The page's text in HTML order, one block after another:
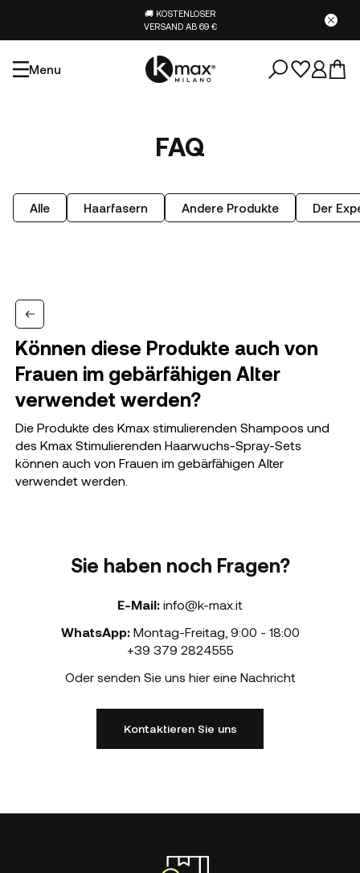
🚚 KOSTENLOSER
VERSAND AB 69 €
Menu
FAQ
Alle Haarfasern Andere Produkte Der
Können diese Produkte auch von
Frauen im gebärfähigen Alter
verwendet werden?
Die Produkte des Kmax stimulierenden Shampoos und
des Kmax Stimulierenden Haarwuchs-Spray-Sets
können auch von Frauen im gebärfähigen Alter
verwendet werden.
Sie haben noch Fragen?
E-Mail: info@k-max.it
WhatsApp: Montag-Freitag 9:00 - 18:00
+39 379 2824555
Oder senden Sie uns hier eine Nachricht
Kontaktieren Sie uns